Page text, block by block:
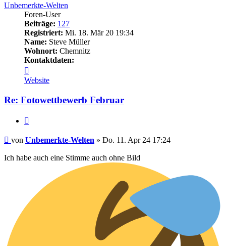
Unbemerkte-Welten
Foren-User
Beiträge: 127
Registriert: Mi. 18. Mär 20 19:34
Name: Steve Müller
Wohnort: Chemnitz
Kontaktdaten:
von
Unbemerkte-
Welten
Website
Re: Fotowettbewerb Februar
Beitrag
von Unbemerkte-Welten » Do. 11. Apr 24 17:24
Ich habe auch eine Stimme auch ohne Bild